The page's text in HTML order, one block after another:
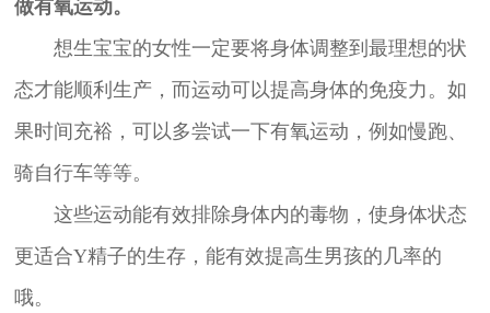
做有氧运动。
想生宝宝的女性一定要将身体调整到最理想的状
态才能顺利生产，而运动可以提高身体的免疫力。如
果时间充裕，可以多尝试一下有氧运动，例如慢跑、
骑自行车等等。
这些运动能有效排除身体内的毒物，使身体状态
更适合Y精子的生存，能有效提高生男孩的几率的
哦。